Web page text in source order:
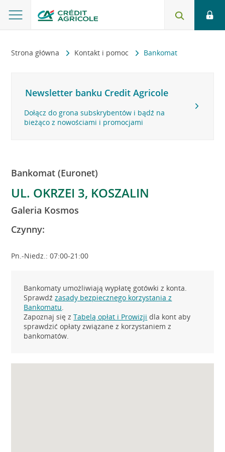
Strona główna Kontakt i pomoc Bankomat
Newsletter banku Credit Agricole
Dołącz do grona subskrybentów i bądź na
bieżąco z nowościami i promocjami
Bankomat (Euronet)
UL. OKRZEI 3, KOSZALIN
Galeria Kosmos
Czynny:
Pn.-Niedz.: 07:00-21:00
Bankomaty umożliwiają wypłatę gotówki z konta.
Sprawdźzasady bezpiecznego korzystania z
Bankomatu.
Zapoznaj się zTabelą opłat i Prowizji dla kont aby
sprawdzić opłaty związane z korzystaniem z
bankomatów.